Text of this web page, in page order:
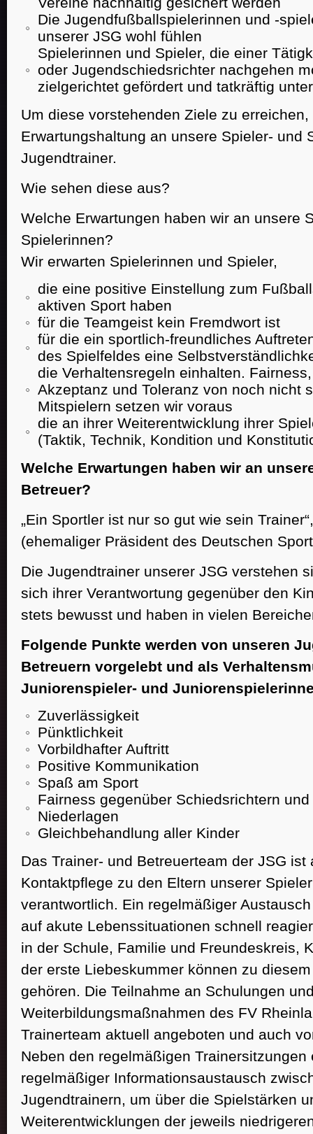
Die Jugendfußballspielerinnen und -
unserer JSG wohl fühlen
Spielerinnen und Spieler, die einer
oder Jugendschiedsrichter nachgehen
zielgerichtet gefördert und tatkräftig
Um diese vorstehenden Ziele zu
Erwartungshaltung an unsere Spieler- und
Jugendtrainer.
Wie sehen diese aus?
Welche Erwartungen haben wir an unsere
Spielerinnen?
Wir erwarten Spielerinnen und Spieler,
die eine positive Einstellung zum
aktiven Sport haben
für die Teamgeist kein Fremdwort ist
für die ein sportlich-freundliches
des Spielfeldes eine
die Verhaltensregeln einhalten.
Akzeptanz und Toleranz von noch nicht
Mitspielern setzen wir voraus
die an ihrer Weiterentwicklung ihrer
(Taktik, Technik, Kondition und
Welche Erwartungen haben wir an
Betreuer?
„Ein Sportler ist nur so gut wie sein
(ehemaliger Präsident des Deutschen
Die Jugendtrainer unserer JSG verstehen
sich ihrer Verantwortung gegenüber den
stets bewusst und haben in vielen
Folgende Punkte werden von unseren
Betreuern vorgelebt und als
Juniorenspieler- und
Zuverlässigkeit
Pünktlichkeit
Vorbildhafter Auftritt
Positive Kommunikation
Spaß am Sport
Fairness gegenüber Schiedsrichtern
Niederlagen
Gleichbehandlung aller Kinder
Das Trainer- und Betreuerteam der JSG ist
Kontaktpflege zu den Eltern unserer
verantwortlich. Ein regelmäßiger
auf akute Lebenssituationen schnell
in der Schule, Familie und Freundeskreis,
der erste Liebeskummer können zu
gehören. Die Teilnahme an Schulungen
Weiterbildungsmaßnahmen des FV
Trainerteam aktuell angeboten und auch
Neben den regelmäßigen Trainersitzungen
regelmäßiger Informationsaustausch
Jugendtrainern, um über die Spielstärken
Weiterentwicklungen der jeweils